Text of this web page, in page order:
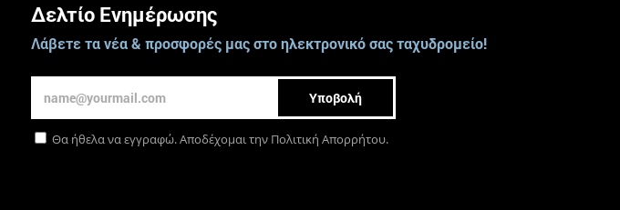
Δελτίο Ενημέρωσης
Λάβετε τα νέα & προσφορές μας στο ηλεκτρονικό σας ταχυδρομείο!
Υποβολή
Θα ήθελα να εγγραφώ. Αποδέχομαι την Πολιτική Απορρήτου.